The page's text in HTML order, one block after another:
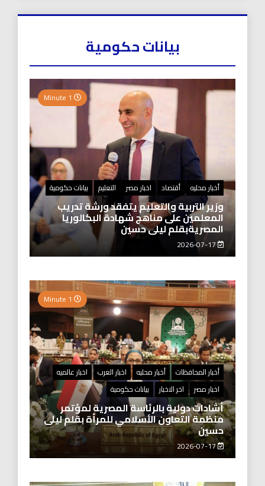
بيانات حكومية
أخبار محليه أقتصاد اخبار مصر التعليم بيانات حكومية
وزير التربية والتعليم يتفقد ورشة تدريب
المعلمين على مناهج شهادة البكالوريا
المصريةبقلم ليلى حسين
أخبار المحافظات أخبار محليه اخبار العرب
اخبار عالميه
اخبار مصر
اخر الاخبار بيانات حكومية
أشادات دولية بالرئاسة المصرية لمؤتمر
منظمة التعاون الأسلامي للمرأة بقلم ليلى
حسين
2026-07-17